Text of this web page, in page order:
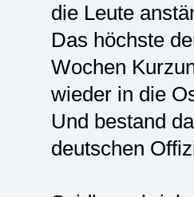
die Leute
Das höchste
Wochen
wieder in die
Und bestand
deutschen